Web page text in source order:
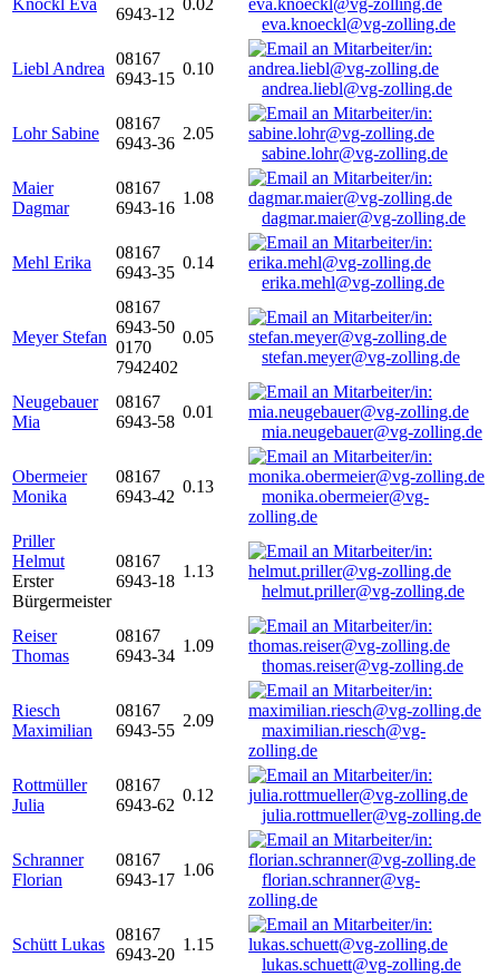
Knöckl Eva
6943-12
0.02
eva.knoeckl@vg-zolling.de
Liebl Andrea
08167
6943-15
0.10
andrea.liebl@vg-zolling.de
Lohr Sabine
08167
6943-36
2.05
sabine.lohr@vg-zolling.de
Maier
Dagmar
08167
6943-16
1.08
dagmar.maier@vg-zolling.de
Mehl Erika
08167
6943-35
0.14
erika.mehl@vg-zolling.de
Meyer Stefan
08167
6943-50
0170
7942402
0.05
stefan.meyer@vg-zolling.de
Neugebauer
Mia
08167
6943-58
0.01
mia.neugebauer@vg-zolling.de
Obermeier
Monika
08167
6943-42
0.13
monika.obermeier@vg-
zolling.de
Priller
Helmut
Erster
Bürgermeister
08167
6943-18
1.13
helmut.priller@vg-zolling.de
Reiser
Thomas
08167
6943-34
1.09
thomas.reiser@vg-zolling.de
Riesch
Maximilian
08167
6943-55
2.09
maximilian.riesch@vg-
zolling.de
Rottmüller
Julia
08167
6943-62
0.12
julia.rottmueller@vg-zolling.de
Schranner
Florian
08167
6943-17
1.06
florian.schranner@vg-
zolling.de
Schütt Lukas
08167
6943-20
1.15
lukas.schuett@vg-zolling.de